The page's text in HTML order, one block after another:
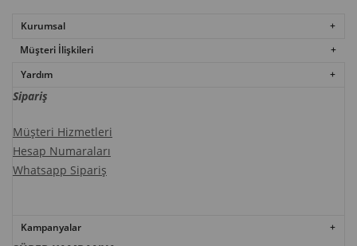
Kurumsal
Müşteri İlişkileri
Yardım
Sipariş
Müşteri Hizmetleri
Hesap Numaraları
Whatsapp Sipariş
Kampanyalar​​​​